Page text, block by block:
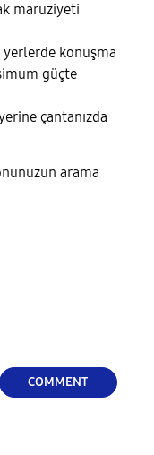
maruziyeti
konuşma
güçte
çantanızda
arama
COMMENT